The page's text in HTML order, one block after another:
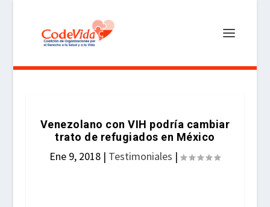
Venezolano con VIH podría cambiar
trato de refugiados en México
Ene 9, 2018 | Testimoniales |